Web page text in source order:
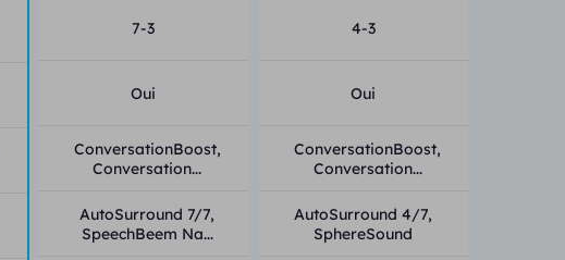
7-3
Oui
ConversationBoost,
Conversation...
AutoSurround 7/7,
SpeechBeem Na...
4-3
Oui
ConversationBoost,
Conversation...
AutoSurround 4/7,
SphereSound